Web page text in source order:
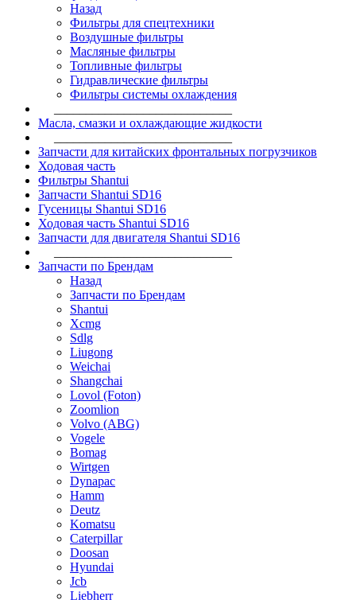
Назад
Фильтры для спецтехники
Воздушные фильтры
Масляные фильтры
Топливные фильтры
Гидравлические фильтры
Фильтры системы охлаждения
Масла, смазки и охлаждающие жидкости
Запчасти для китайских фронтальных погрузчиков
Ходовая часть
Фильтры Shantui
Запчасти Shantui SD16
Гусеницы Shantui SD16
Ходовая часть Shantui SD16
Запчасти для двигателя Shantui SD16
Запчасти по Брендам
Назад
Запчасти по Брендам
Shantui
Xcmg
Sdlg
Liugong
Weichai
Shangchai
Lovol (Foton)
Zoomlion
Volvo (ABG)
Vogele
Bomag
Wirtgen
Dynapac
Hamm
Deutz
Komatsu
Caterpillar
Doosan
Hyundai
Jcb
Liebherr